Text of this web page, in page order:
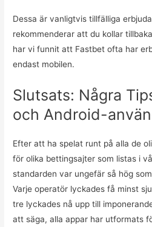
Dessa är vanligtvis tillfälliga
rekommenderar att du kollar
har vi funnit att Fastbet ofta har
endast mobilen.
Slutsats: Några
och Android-
Efter att ha spelat runt på alla de
för olika bettingsajter som listas i
standarden var ungefär så hög
Varje operatör lyckades få minst
tre lyckades nå upp till
att säga, alla appar har utformats